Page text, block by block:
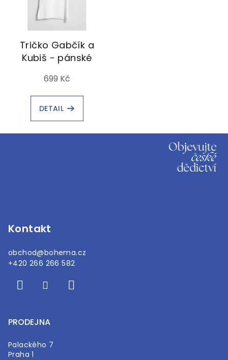
Tričko Gabčík a
Kubiš - pánské
699 Kč
DETAIL
Kontakt
obchod@bohema.cz
+420 266 266 582
PRODEJNA
Palackého 7
Praha 1